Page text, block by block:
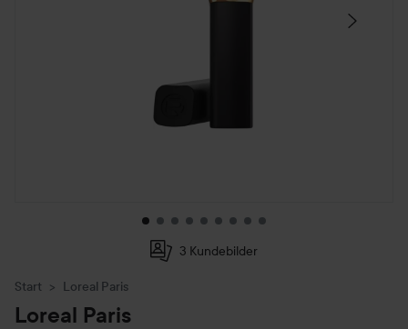
3 Kundebilder
Start Loreal Paris
Loreal Paris